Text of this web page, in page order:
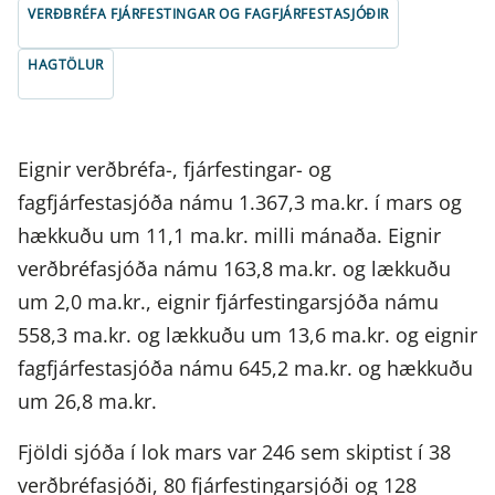
VERÐBRÉFA FJÁRFESTINGAR OG FAGFJÁRFESTASJÓÐIR
HAGTÖLUR
Eignir verðbréfa-, fjárfestingar- og
fagfjárfestasjóða námu 1.367,3 ma.kr. í mars og
hækkuðu um 11,1 ma.kr. milli mánaða. Eignir
verðbréfasjóða námu 163,8 ma.kr. og lækkuðu
um 2,0 ma.kr., eignir fjárfestingarsjóða námu
558,3 ma.kr. og lækkuðu um 13,6 ma.kr. og eignir
fagfjárfestasjóða námu 645,2 ma.kr. og hækkuðu
um 26,8 ma.kr.
Fjöldi sjóða í lok mars var 246 sem skiptist í 38
verðbréfasjóði, 80 fjárfestingarsjóði og 128